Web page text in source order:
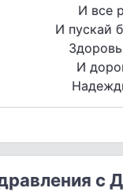
И все
И пускай
И
с